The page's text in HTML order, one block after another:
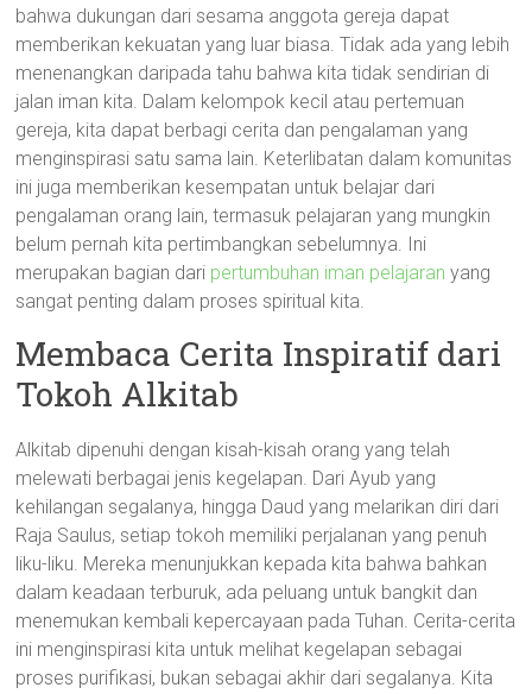
bahwa dukungan dari sesama anggota gereja dapat
memberikan kekuatan yang luar biasa. Tidak ada yang lebih
menenangkan daripada tahu bahwa kita tidak sendirian di
jalan iman kita. Dalam kelompok kecil atau pertemuan
gereja, kita dapat berbagi cerita dan pengalaman yang
menginspirasi satu sama lain. Keterlibatan dalam komunitas
ini juga memberikan kesempatan untuk belajar dari
pengalaman orang lain, termasuk pelajaran yang mungkin
belum pernah kita pertimbangkan sebelumnya. Ini
merupakan bagian dari pertumbuhan iman pelajaran yang
sangat penting dalam proses spiritual kita.
Membaca Cerita Inspiratif dari
Tokoh Alkitab
Alkitab dipenuhi dengan kisah-kisah orang yang telah
melewati berbagai jenis kegelapan. Dari Ayub yang
kehilangan segalanya, hingga Daud yang melarikan diri dari
Raja Saulus, setiap tokoh memiliki perjalanan yang penuh
liku-liku. Mereka menunjukkan kepada kita bahwa bahkan
dalam keadaan terburuk, ada peluang untuk bangkit dan
menemukan kembali kepercayaan pada Tuhan. Cerita-cerita
ini menginspirasi kita untuk melihat kegelapan sebagai
proses purifikasi, bukan sebagai akhir dari segalanya. Kita